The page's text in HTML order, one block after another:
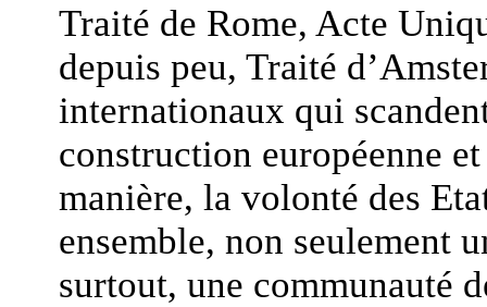
Traité de Rome, Acte
depuis peu, Traité
internationaux qui
construction européenne
manière, la volonté des
ensemble, non seulement
surtout, une communauté